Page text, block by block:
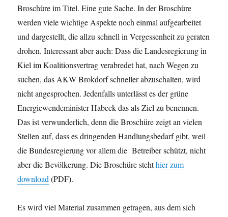
Broschüre im Titel. Eine gute Sache. In der Broschüre
werden viele wichtige Aspekte noch einmal aufgearbeitet
und dargestellt, die allzu schnell in Vergessenheit zu geraten
drohen. Interessant aber auch: Dass die Landesregierung in
Kiel im Koalitionsvertrag verabredet hat, nach Wegen zu
suchen, das AKW Brokdorf schneller abzuschalten, wird
nicht angesprochen. Jedenfalls unterlässt es der grüne
Energiewendeminister Habeck das als Ziel zu benennen.
Das ist verwunderlich, denn die Broschüre zeigt an vielen
Stellen auf, dass es dringenden Handlungsbedarf gibt, weil
die Bundesregierung vor allem die Betreiber schützt, nicht
aber die Bevölkerung. Die Broschüre stehthier zum
download(PDF).
Es wird viel Material zusammen getragen, aus dem sich